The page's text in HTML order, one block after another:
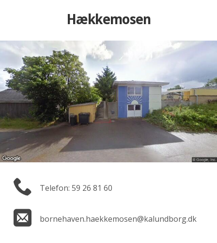
Hækkemosen
Telefon: 59 26 81 60
bornehaven.haekkemosen@kalundborg.dk